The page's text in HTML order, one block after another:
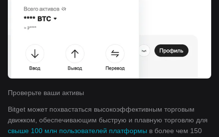
Проверьте ваши активы
Bitget может похвастаться высокоэффективным торговым
движком, обеспечивающим быструю и плавную торговлю для
свыше 100 млн пользователей платформы в более чем 150